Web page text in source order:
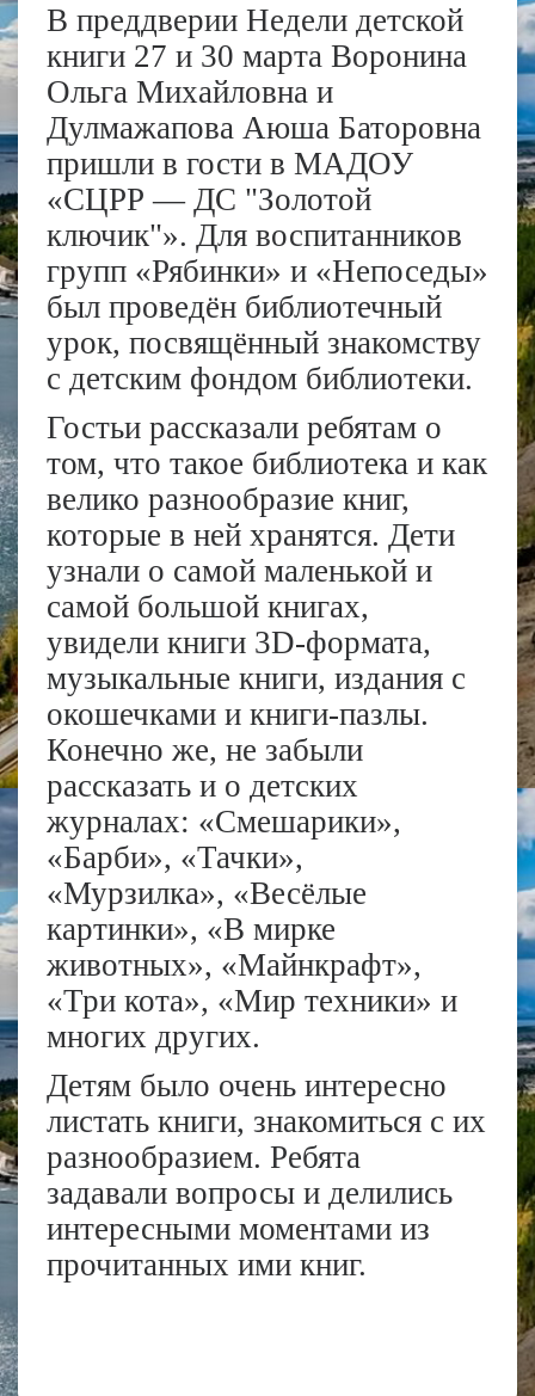
В преддверии Недели детской
книги 27 и 30 марта Воронина
Ольга Михайловна и
Дулмажапова Аюша Баторовна
пришли в гости в МАДОУ
«СЦРР — ДС "Золотой
ключик"». Для воспитанников
групп «Рябинки» и «Непоседы»
был проведён библиотечный
урок, посвящённый знакомству
с детским фондом библиотеки.
Гостьи рассказали ребятам о
том, что такое библиотека и как
велико разнообразие книг,
которые в ней хранятся. Дети
узнали о самой маленькой и
самой большой книгах,
увидели книги 3D-формата,
музыкальные книги, издания с
окошечками и книги-пазлы.
Конечно же, не забыли
рассказать и о детских
журналах: «Смешарики»,
«Барби», «Тачки»,
«Мурзилка», «Весёлые
картинки», «В мирке
животных», «Майнкрафт»,
«Три кота», «Мир техники» и
многих других.
Детям было очень интересно
листать книги, знакомиться с их
разнообразием. Ребята
задавали вопросы и делились
интересными моментами из
прочитанных ими книг.